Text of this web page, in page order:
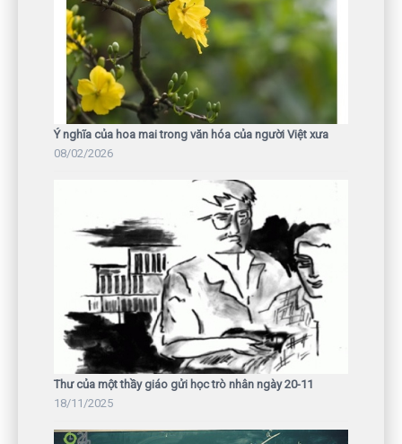
Ý nghĩa của hoa mai trong văn hóa của người Việt xưa
08/02/2026
Thư của một thầy giáo gửi học trò nhân ngày 20-11
18/11/2025